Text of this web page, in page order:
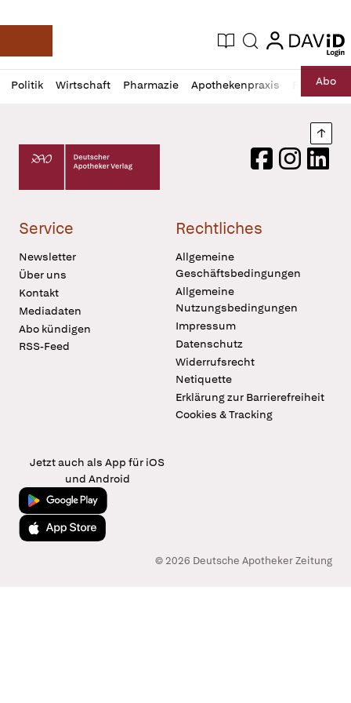
Deutsche Apotheker Zeitung
Aktuelle Ausgabe
Suche login
login
Politik Wirtschaft Pharmazie Apothekenpraxis RechtAbo
Profil
öffnen
Daz
Pur
Deutscher Apotheker Verlag Logo
FacebookInstagram
Service
Newsletter
Über uns
Kontakt
Mediadaten
Abo kündigen
RSS-Feed
Rechtliches
Allgemeine
Geschäftsbedingungen
Allgemeine
Nutzungsbedingungen
Impressum
Datenschutz
Widerrufsrecht
Netiquette
Erklärung zur Barrierefreiheit
Cookies & Tracking
Jetzt auch als App für iOS
und Android
Jetzt bei Google Play
Laden im App Store
© 2026 Deutsche Apotheker Zeitung